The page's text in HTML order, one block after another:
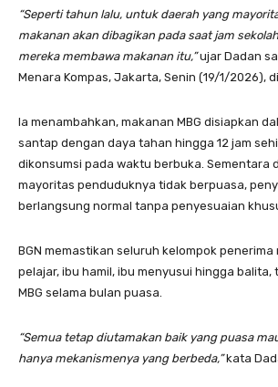
“Seperti tahun lalu, untuk daerah yang
makanan akan dibagikan pada saat jam
mereka membawa makanan itu,”ujar Dadan
Menara Kompas, Jakarta, Senin (19/1/2026),
Ia menambahkan, makanan MBG disiapkan
santap dengan daya tahan hingga 12 jam
dikonsumsi pada waktu berbuka. Sementara
mayoritas penduduknya tidak berpuasa,
berlangsung normal tanpa penyesuaian
BGN memastikan seluruh kelompok
pelajar, ibu hamil, ibu menyusui hingga
MBG selama bulan puasa.
“Semua tetap diutamakan baik yang puasa
hanya mekanismenya yang berbeda,”kata